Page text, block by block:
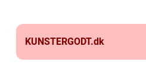
KUNSTERGODT.dk